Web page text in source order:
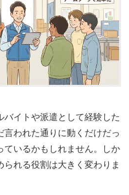
バイトや派遣として経験した
言われた通りに動くだけだっ
ているかもしれません。しか
られる役割は大きく変わりま